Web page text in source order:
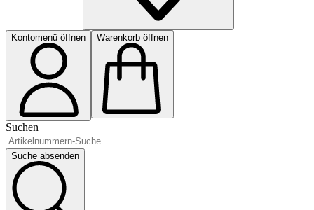
Kontomenü öffnen Warenkorb öffnen
Suchen
Suche absenden